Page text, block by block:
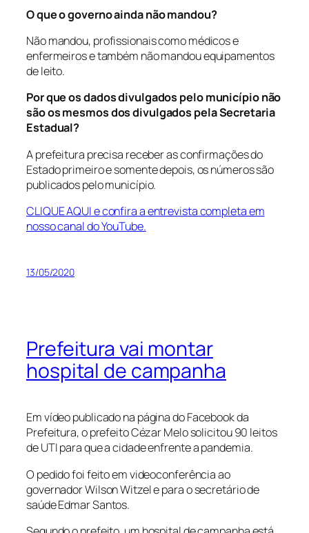
O que o governo ainda não mandou?
Não mandou, profissionais como médicos e
enfermeiros e também não mandou equipamentos
de leito.
Por que os dados divulgados pelo município não
são os mesmos dos divulgados pela Secretaria
Estadual?
A prefeitura precisa receber as confirmações do
Estado primeiro e somente depois, os números são
publicados pelo município.
CLIQUE AQUI econfira a entrevista completa em
nosso canal do YouTube.
13/05/2020
Prefeitura vai montar
hospital de campanha
Em vídeo publicado na página do Facebook da
Prefeitura, o prefeito Cézar Melo solicitou 90 leitos
de UTI para que a cidade enfrente a pandemia.
O pedido foi feito em videoconferência ao
governador Wilson Witzel e para o secretário de
saúde Edmar Santos.